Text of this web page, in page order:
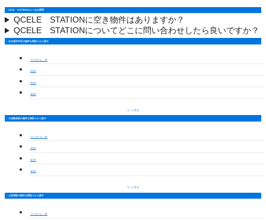
CELE STATIONのよくある質問
QCELE STATIONに空き物件はありますか？
QCELE STATIONについてどこに問い合わせしたら良いですか？
名古屋市中区の物件を間取りから探す
ワンルーム・1K
1LDK
2LDK
3LDK
もっと見る
大須観音駅の物件を間取りから探す
ワンルーム・1K
1LDK
2LDK
3LDK
もっと見る
上前津駅の物件を間取りから探す
ワンルーム・1K